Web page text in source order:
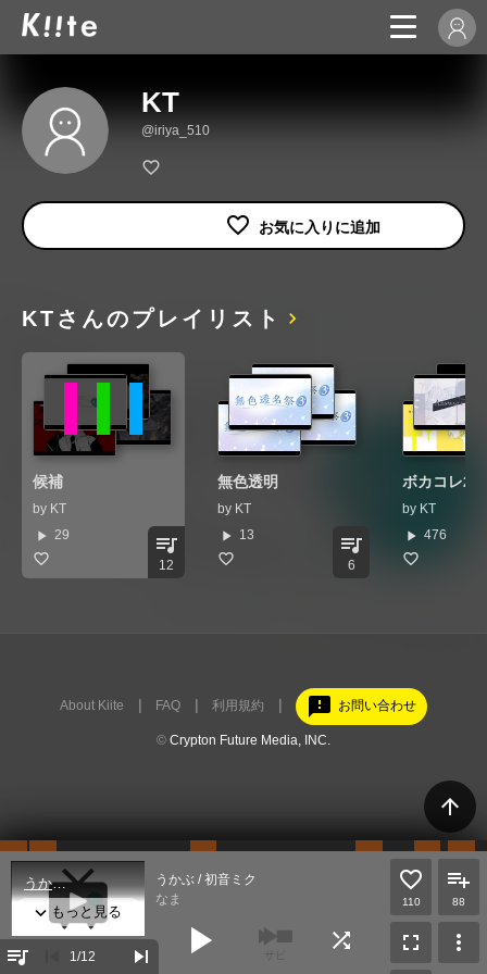
KT
@iriya_510
KTさんのプレイリスト
候補
by KT
play_arrow 29 queue_music
12
無色透明
by KT
play_arrow 13 queue_music
6
ボカコレ
by KT
play_arrow 476
arrow_upward
About Kiite FAQ 利用規約 feedback お問い合わせ
© Crypton Future Media, INC.
queue_music 1 /12 skip_next
うかぶ / 初音ミク
なま
play_arrow サビ
shuffle
110 88
fullscreen more_vert